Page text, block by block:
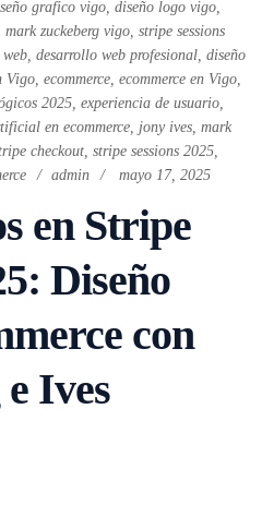
grafico vigo diseño logo vigo
mark zuckeberg vigo stripe sessions
desarrollo web profesional diseño
Vigo ecommerce ecommerce en Vigo
2025 experiencia de usuario
en ecommerce jony ives mark
checkout stripe sessions 2025
admin mayo 17, 2025
en Stripe
Diseño
con
Ives